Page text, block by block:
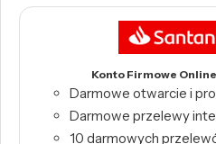
Konto Firmowe
Darmowe otwarcie i
Darmowe przelewy
10 darmowych